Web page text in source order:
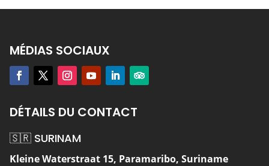
MÉDIAS SOCIAUX
DÉTAILS DU CONTACT
🇸🇷 SURINAM
Kleine Waterstraat 15, Paramaribo, Suriname